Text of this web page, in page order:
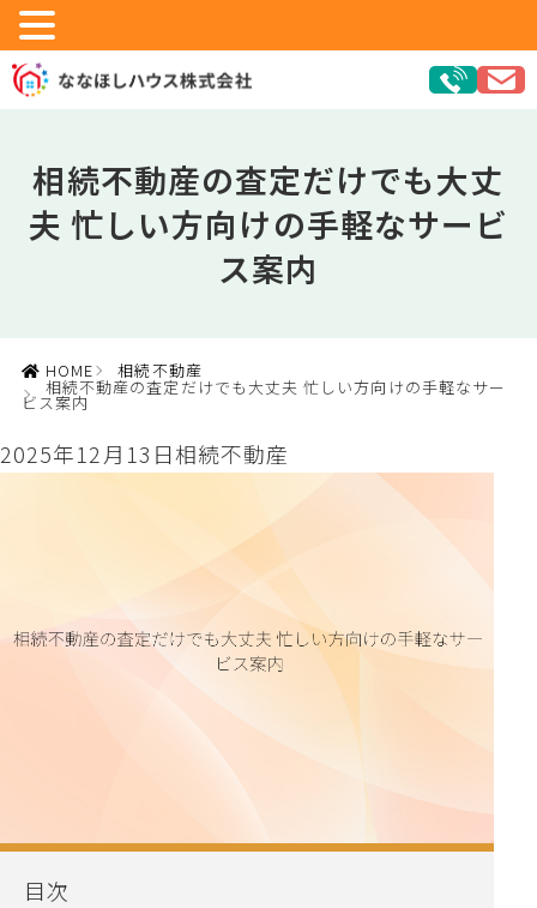
相続不動産の査定だけでも大丈
夫 忙しい方向けの手軽なサービ
ス案内
HOME 相続不動産
相続不動産の査定だけでも大丈夫 忙しい方向けの手軽なサー
ビス案内
2025年12月13日相続不動産
目次